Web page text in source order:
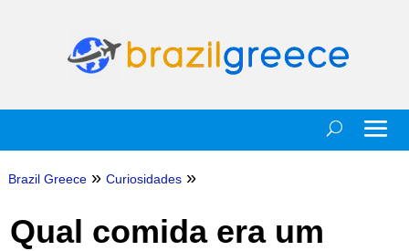
Brazil Greece » Curiosidades »
Qual comida era um